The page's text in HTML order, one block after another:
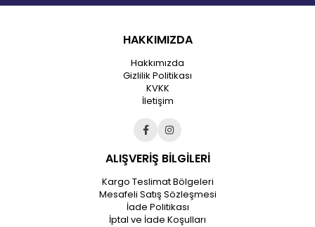
HAKKIMIZDA
Hakkımızda
Gizlilik Politikası
KVKK
İletişim
ALIŞVERİŞ BİLGİLERİ
Kargo Teslimat Bölgeleri
Mesafeli Satış Sözleşmesi
İade Politikası
İptal ve İade Koşulları